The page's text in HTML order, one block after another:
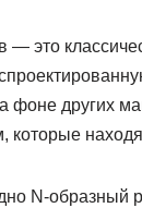
— это
фоне других
которые
N-